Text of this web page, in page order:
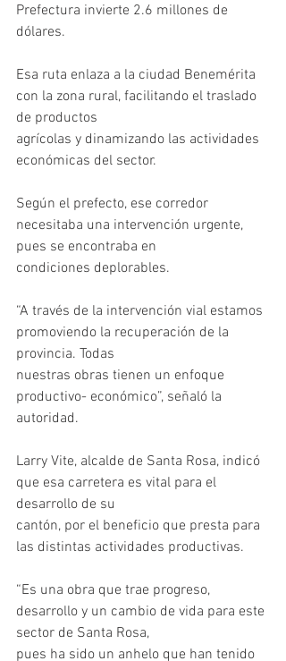
Prefectura invierte 2.6 millones de
dólares.
Esa ruta enlaza a la ciudad Benemérita
con la zona rural, facilitando el traslado
de productos
agrícolas y dinamizando las actividades
económicas del sector.
Según el prefecto, ese corredor
necesitaba una intervención urgente,
pues se encontraba en
condiciones deplorables.
“A través de la intervención vial estamos
promoviendo la recuperación de la
provincia. Todas
nuestras obras tienen un enfoque
productivo- económico”, señaló la
autoridad.
Larry Vite, alcalde de Santa Rosa, indicó
que esa carretera es vital para el
desarrollo de su
cantón, por el beneficio que presta para
las distintas actividades productivas.
“Es una obra que trae progreso,
desarrollo y un cambio de vida para este
sector de Santa Rosa,
pues ha sido un anhelo que han tenido